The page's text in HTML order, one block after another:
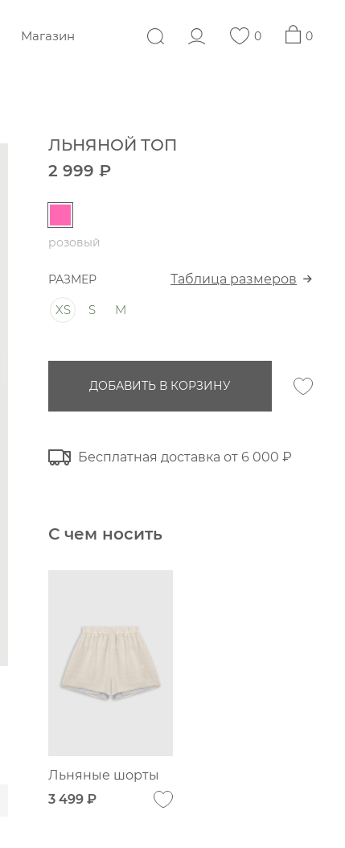
Магазин 0 0
ЛЬНЯНОЙ ТОП
2 999 ₽
розовый
РАЗМЕР
Таблица размеров
XS
S M
ДОБАВИТЬ В КОРЗИНУ
Бесплатная доставка от 6 000 ₽
С чем носить
Льняные шорты
3 499 ₽